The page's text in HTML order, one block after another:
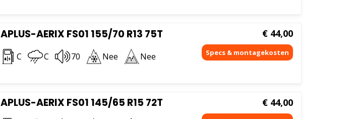
APLUS-AERIX FS01 155/70 R13 75T
C C 70 Nee Nee
€ 44,00
APLUS-AERIX FS01 145/65 R15 72T € 44,00